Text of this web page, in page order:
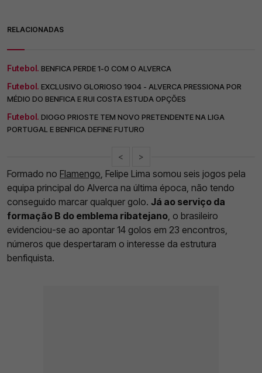
RELACIONADAS
Futebol. BENFICA PERDE 1-0 COM O ALVERCA
Futebol. EXCLUSIVO GLORIOSO 1904 - ALVERCA PRESSIONA POR
MÉDIO DO BENFICA E RUI COSTA ESTUDA OPÇÕES
Futebol. DIOGO PRIOSTE TEM NOVO PRETENDENTE NA LIGA
PORTUGAL E BENFICA DEFINE FUTURO
< >
Formado no Flamengo, Felipe Lima somou seis jogos pela
equipa principal do Alverca na última época, não tendo
conseguido marcar qualquer golo. Já ao serviço da
formação B do emblema ribatejano, o brasileiro
evidenciou-se ao apontar 14 golos em 23 encontros,
números que despertaram o interesse da estrutura
benfiquista.